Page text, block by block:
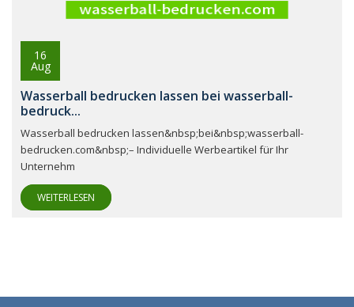
16
Aug
Wasserball bedrucken lassen bei wasserball-
bedruck...
Wasserball bedrucken lassen&nbsp;bei&nbsp;wasserball-
bedrucken.com&nbsp;– Individuelle Werbeartikel für Ihr
Unternehm
WEITERLESEN